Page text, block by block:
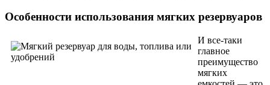
Особенности использования мягких резервуаров
И все-таки
главное
преимущество
мягких